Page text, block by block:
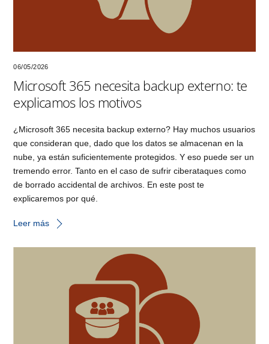
06/05/2026
Microsoft 365 necesita backup externo: te
explicamos los motivos
¿Microsoft 365 necesita backup externo? Hay muchos usuarios
que consideran que, dado que los datos se almacenan en la
nube, ya están suficientemente protegidos. Y eso puede ser un
tremendo error. Tanto en el caso de sufrir ciberataques como
de borrado accidental de archivos. En este post te
explicaremos por qué.
Leer más